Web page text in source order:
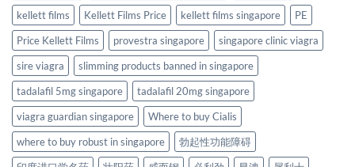
kellett films
Kellett Films Price kellett films singapore
PE
Price Kellett Films
provestra singapore
singapore clinic viagra
sire viagra
slimming products banned in singapore
tadalafil 5mg singapore
tadalafil 20mg singapore
viagra guardian singapore
Where to buy Cialis
where to buy robust in singapore
勃起性功能障碍